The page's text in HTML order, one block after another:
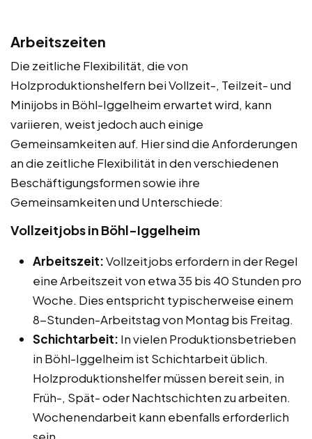
Arbeitszeiten
Die zeitliche Flexibilität, die von
Holzproduktionshelfern bei Vollzeit-, Teilzeit- und
Minijobs in Böhl-Iggelheim erwartet wird, kann
variieren, weist jedoch auch einige
Gemeinsamkeiten auf. Hier sind die Anforderungen
an die zeitliche Flexibilität in den verschiedenen
Beschäftigungsformen sowie ihre
Gemeinsamkeiten und Unterschiede:
Vollzeitjobs in Böhl-Iggelheim
Arbeitszeit:Vollzeitjobs erfordern in der Regel
eine Arbeitszeit von etwa 35 bis 40 Stunden pro
Woche. Dies entspricht typischerweise einem
8-Stunden-Arbeitstag von Montag bis Freitag.
Schichtarbeit: In vielen Produktionsbetrieben
in Böhl-Iggelheim ist Schichtarbeit üblich.
Holzproduktionshelfer müssen bereit sein, in
Früh-, Spät- oder Nachtschichten zu arbeiten.
Wochenendarbeit kann ebenfalls erforderlich
sein.